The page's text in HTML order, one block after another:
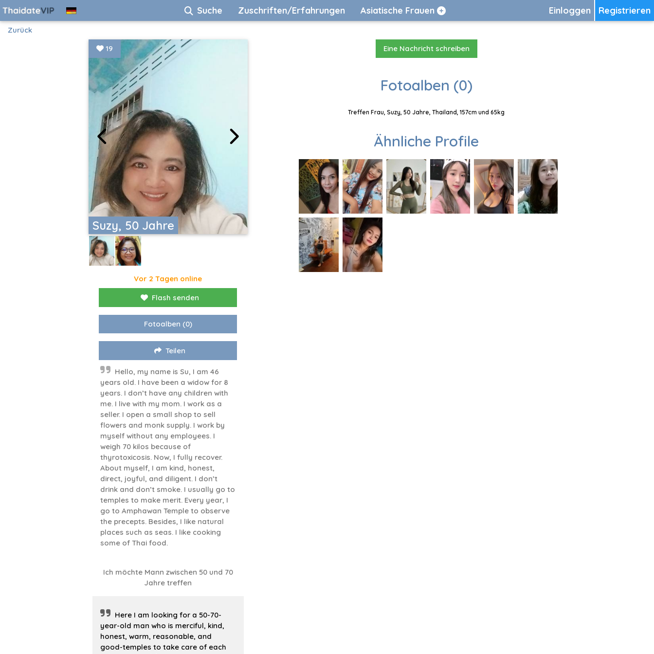
Registrieren
Einloggen
Suche Zuschriften/Erfahrungen Asiatische Frauen
Zurück
Suzy, 50 Jahre
19
Vor 2 Tagen online
Flash senden
Fotoalben (0)
Teilen
Hello, my name is Su, I am 46
years old. I have been a widow for 8
years. I don’t have any children with
me. I live with my mom. I work as a
seller. I open a small shop to sell
flowers and monk supply. I work by
myself without any employees. I
weigh 70 kilos because of
thyrotoxicosis. Now, I fully recover.
About myself, I am kind, honest,
direct, joyful, and diligent. I don’t
drink and don’t smoke. I usually go to
temples to make merit. Every year, I
go to Amphawan Temple to observe
the precepts. Besides, I like natural
places such as seas. I like cooking
some of Thai food.
Ich möchte Mann zwischen 50 und 70
Jahre treffen
Here I am looking for a 50-70-
year-old man who is merciful, kind,
honest, warm, reasonable, and
good-temples to take care of each
Eine Nachricht schreiben
Fotoalben (0)
Treffen Frau, Suzy, 50 Jahre, Thailand, 157cm und 65kg
Ähnliche Profile